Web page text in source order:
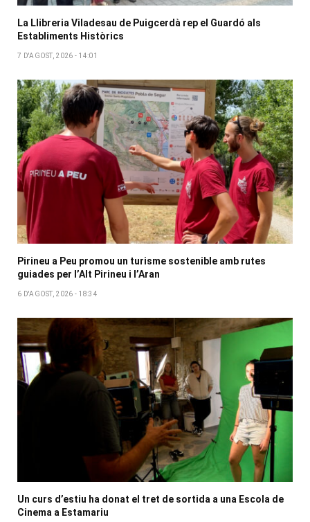
La Llibreria Viladesau de Puigcerdà rep el Guardó als
Establiments Històrics
7 D'AGOST, 2026 - 14:01
Pirineu a Peu promou un turisme sostenible amb rutes
guiades per l’Alt Pirineu i l’Aran
6 D'AGOST, 2026 - 18:34
Un curs d’estiu ha donat el tret de sortida a una Escola de
Cinema a Estamariu